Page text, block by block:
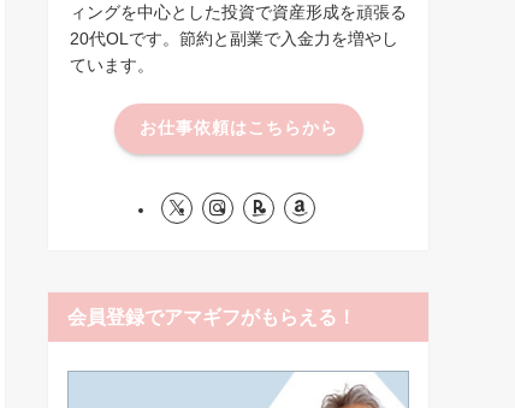
ィングを中心とした投資で資産形成を頑張る
20代OLです。節約と副業で入金力を増やし
ています。
お仕事依頼はこちらから
会員登録でアマギフがもらえる！